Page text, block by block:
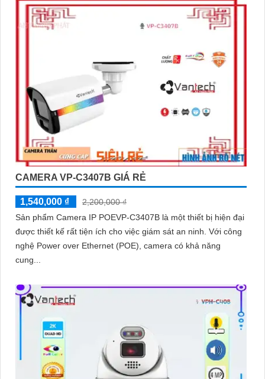
CAMERA VP-C3407B GIÁ RẺ
1,540,000 ₫
2,200,000 ₫
Sản phẩm Camera IP POEVP-C3407B là một thiết bị hiện đại
được thiết kế rất tiện ích cho việc giám sát an ninh. Với công
nghệ Power over Ethernet (POE), camera có khả năng
cung...